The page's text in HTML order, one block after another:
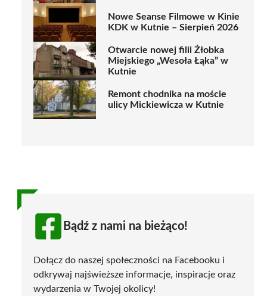
Nowe Seanse Filmowe w Kinie
KDK w Kutnie – Sierpień 2026
Otwarcie nowej filii Żłobka
Miejskiego „Wesoła Łąka” w
Kutnie
Remont chodnika na moście
ulicy Mickiewicza w Kutnie
Bądź z nami na bieżąco!
Dołącz do naszej społeczności na Facebooku i
odkrywaj najświeższe informacje, inspiracje oraz
wydarzenia w Twojej okolicy!